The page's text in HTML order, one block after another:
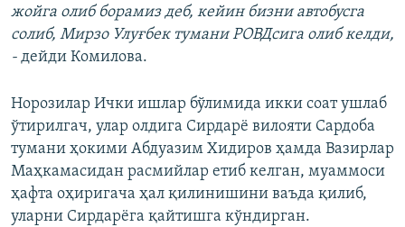
жойга олиб борамиз деб, кейин бизни автобусга
солиб, Мирзо Улуғбек тумани РОВДсига олиб келди,
- дейди Комилова.
Норозилар Ички ишлар бўлимида икки соат ушлаб
ўтирилгач, улар олдига Сирдарё вилояти Сардоба
тумани ҳокими Абдуазим Хидиров ҳамда Вазирлар
Маҳкамасидан расмийлар етиб келган, муаммоси
ҳафта оҳиригача ҳал қилинишини ваъда қилиб,
уларни Сирдарёга қайтишга кўндирган.